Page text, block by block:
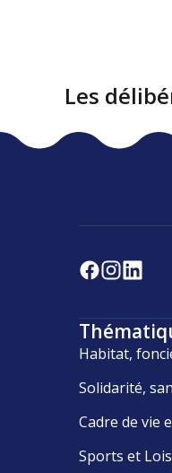
Les
Habitat,
Solidarité,
Cadre de vie
Sports et